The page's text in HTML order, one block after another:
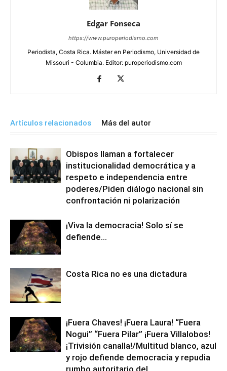
Edgar Fonseca
https://www.puroperiodismo.com
Periodista, Costa Rica. Máster en Periodismo, Universidad de
Missouri - Columbia. Editor: puroperiodismo.com
Artículos relacionados Más del autor
Obispos llaman a fortalecer
institucionalidad democrática y a
respeto e independencia entre
poderes/Piden diálogo nacional sin
confrontación ni polarización
¡Viva la democracia! Solo sí se
defiende…
Costa Rica no es una dictadura
¡Fuera Chaves! ¡Fuera Laura! “Fuera
Nogui” “Fuera Pilar” ¡Fuera Villalobos!
¡Trivisión canalla!/Multitud blanco, azul
y rojo defiende democracia y repudia